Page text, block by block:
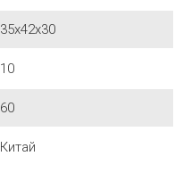
35х42х30
10
60
Китай